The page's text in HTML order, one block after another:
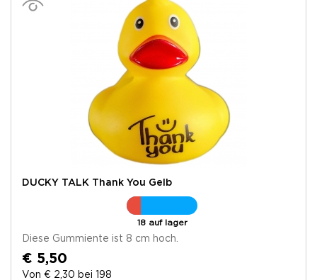
DUCKY TALK Thank You Gelb
18 auf lager
Diese Gummiente ist 8 cm hoch.
€ 5,50
Von € 2,30 bei 198